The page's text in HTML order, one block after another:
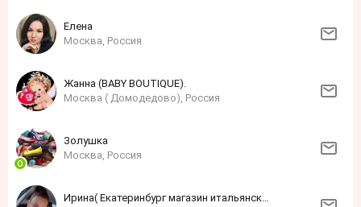
Елена
Москва, Россия
Жанна (BABY BOUTIQUE).
Москва ( Домодедово), Россия
Золушка
Москва, Россия
Ирина( Екатеринбург магазин итальянской одежды )